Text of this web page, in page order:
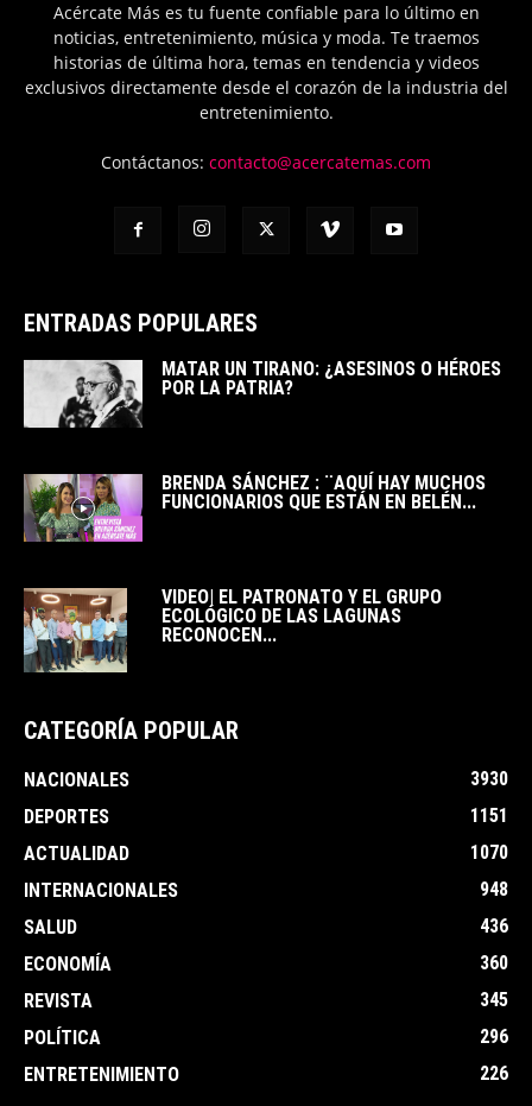
Acércate Más es tu fuente confiable para lo último en
noticias, entretenimiento, música y moda. Te traemos
historias de última hora, temas en tendencia y videos
exclusivos directamente desde el corazón de la industria del
entretenimiento.
Contáctanos: contacto@acercatemas.com
ENTRADAS POPULARES
MATAR UN TIRANO: ¿ASESINOS O HÉROES
POR LA PATRIA?
BRENDA SÁNCHEZ : ¨AQUÍ HAY MUCHOS
FUNCIONARIOS QUE ESTÁN EN BELÉN...
VIDEO| EL PATRONATO Y EL GRUPO
ECOLÓGICO DE LAS LAGUNAS
RECONOCEN...
CATEGORÍA POPULAR
NACIONALES
3930
DEPORTES
1151
ACTUALIDAD
1070
INTERNACIONALES
948
SALUD
436
ECONOMÍA
360
REVISTA
345
POLÍTICA
296
ENTRETENIMIENTO
226